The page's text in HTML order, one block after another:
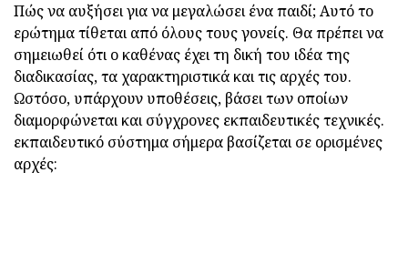
Πώς να αυξήσει για να μεγαλώσει ένα παιδί; Αυτό το
ερώτημα τίθεται από όλους τους γονείς. Θα πρέπει να
σημειωθεί ότι ο καθένας έχει τη δική του ιδέα της
διαδικασίας, τα χαρακτηριστικά και τις αρχές του.
Ωστόσο, υπάρχουν υποθέσεις, βάσει των οποίων
διαμορφώνεται και σύγχρονες εκπαιδευτικές τεχνικές.
εκπαιδευτικό σύστημα σήμερα βασίζεται σε ορισμένες
αρχές: